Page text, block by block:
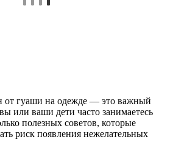
от гуаши на одежде — это важный
или ваши дети часто занимаетесь
полезных советов, которые
риск появления нежелательных